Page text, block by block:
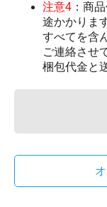
注意4 ：商
途かかりま
すべてを含
ご連絡させ
梱包代金と